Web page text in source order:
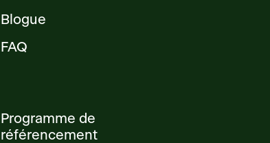
Blogue
FAQ
Programme de
référencement